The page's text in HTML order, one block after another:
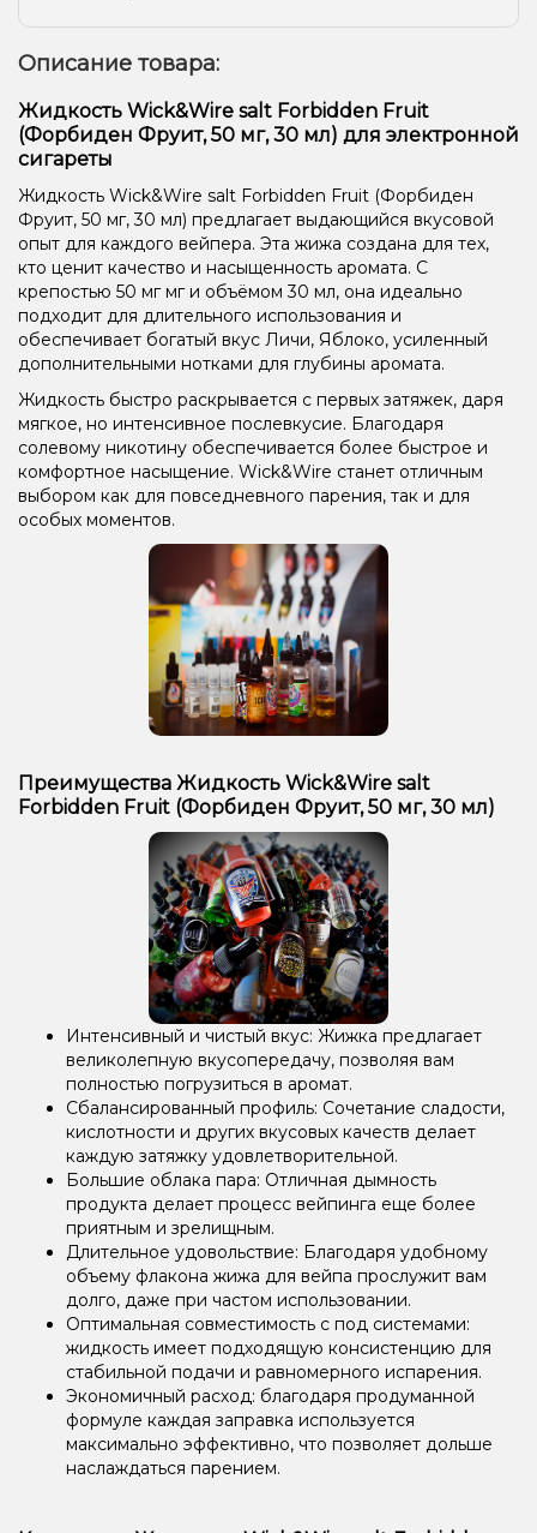
Описание товара:
Жидкость Wick&Wire salt Forbidden Fruit
(Форбиден Фруит, 50 мг, 30 мл) для электронной
сигареты
Жидкость Wick&Wire salt Forbidden Fruit (Форбиден
Фруит, 50 мг, 30 мл) предлагает выдающийся вкусовой
опыт для каждого вейпера. Эта жижа создана для тех,
кто ценит качество и насыщенность аромата. С
крепостью 50 мг мг и объёмом 30 мл, она идеально
подходит для длительного использования и
обеспечивает богатый вкус Личи, Яблоко, усиленный
дополнительными нотками для глубины аромата.
Жидкость быстро раскрывается с первых затяжек, даря
мягкое, но интенсивное послевкусие. Благодаря
солевому никотину обеспечивается более быстрое и
комфортное насыщение. Wick&Wire станет отличным
выбором как для повседневного парения, так и для
особых моментов.
Преимущества Жидкость Wick&Wire salt
Forbidden Fruit (Форбиден Фруит, 50 мг, 30 мл)
Интенсивный и чистый вкус: Жижка предлагает
великолепную вкусопередачу, позволяя вам
полностью погрузиться в аромат.
Сбалансированный профиль: Сочетание сладости,
кислотности и других вкусовых качеств делает
каждую затяжку удовлетворительной.
Большие облака пара: Отличная дымность
продукта делает процесс вейпинга еще более
приятным и зрелищным.
Длительное удовольствие: Благодаря удобному
объему флакона жижа для вейпа прослужит вам
долго, даже при частом использовании.
Оптимальная совместимость с под системами:
жидкость имеет подходящую консистенцию для
стабильной подачи и равномерного испарения.
Экономичный расход: благодаря продуманной
формуле каждая заправка используется
максимально эффективно, что позволяет дольше
наслаждаться парением.